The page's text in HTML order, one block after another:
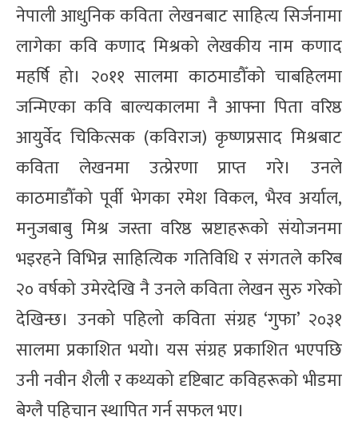
नेपाली आधुनिक कविता लेखनबाट साहित्य सिर्जनामा
लागेका कवि कणाद मिश्रको लेखकीय नाम कणाद
महर्षि हो। २०११ सालमा काठमाडौँको चाबहिलमा
जन्मिएका कवि बाल्यकालमा नै आफ्ना पिता वरिष्ठ
आयुर्वेद चिकित्सक (कविराज) कृष्णप्रसाद मिश्रबाट
कविता लेखनमा उत्प्रेरणा प्राप्त गरे। उनले
काठमाडौँको पूर्वी भेगका रमेश विकल, भैरव अर्याल,
मनुजबाबु मिश्र जस्ता वरिष्ठ स्रष्टाहरूको संयोजनमा
भइरहने विभिन्न साहित्यिक गतिविधि र संगतले करिब
२० वर्षको उमेरदेखि नै उनले कविता लेखन सुरु गरेको
देखिन्छ। उनको पहिलो कविता संग्रह ‘गुफा’ २०३१
सालमा प्रकाशित भयो। यस संग्रह प्रकाशित भएपछि
उनी नवीन शैली र कथ्यको दृष्टिबाट कविहरूको भीडमा
बेग्लै पहिचान स्थापित गर्न सफल भए।